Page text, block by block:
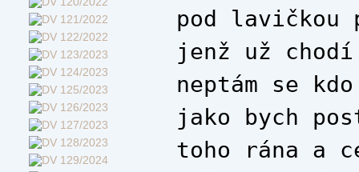
pod lavičkou
jenž už chodí
neptám se
jako bych
toho rána a